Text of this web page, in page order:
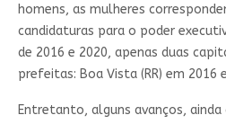
homens, as mulheres
candidaturas para o poder
de 2016 e 2020, apenas duas
prefeitas: Boa Vista (RR) em 2016
Entretanto, alguns avanços,